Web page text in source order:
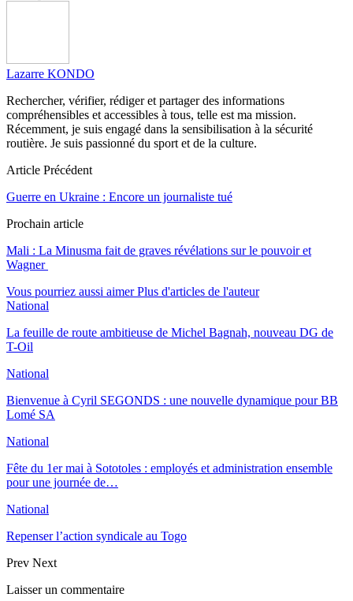
Lazarre KONDO
Rechercher, vérifier, rédiger et partager des informations
compréhensibles et accessibles à tous, telle est ma mission.
Récemment, je suis engagé dans la sensibilisation à la sécurité
routière. Je suis passionné du sport et de la culture.
Article Précédent
Guerre en Ukraine : Encore un journaliste tué
Prochain article
Mali : La Minusma fait de graves révélations sur le pouvoir et
Wagner
Vous pourriez aussi aimer Plus d'articles de l'auteur
National
La feuille de route ambitieuse de Michel Bagnah, nouveau DG de
T-Oil
National
Bienvenue à Cyril SEGONDS : une nouvelle dynamique pour BB
Lomé SA
National
Fête du 1er mai à Sototoles : employés et administration ensemble
pour une journée de…
National
Repenser l’action syndicale au Togo
Prev Next
Laisser un commentaire